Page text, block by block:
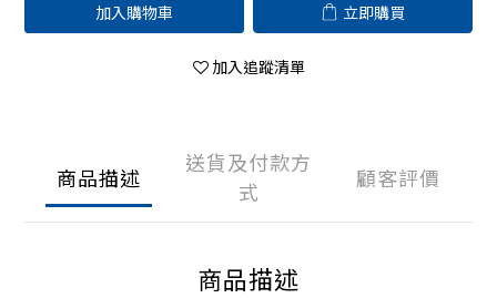
加入購物車 立即購買
加入追蹤清單
商品描述
送貨及付款方
式
顧客評價
商品描述